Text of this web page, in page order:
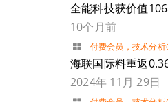
全能科技获价值
10个月前
付费会员 ， 技术分析
海联国际料重返
2024年 11月 29日